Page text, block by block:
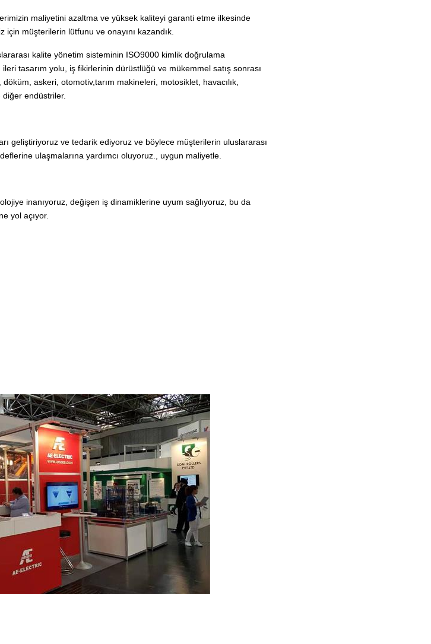
maliyetini azaltma ve yüksek kaliteyi garanti etme ilkesinde
müşterilerin lütfunu ve onayını kazandık.
kalite yönetim sisteminin ISO9000 kimlik doğrulama
tasarım yolu, iş fikirlerinin dürüstlüğü ve mükemmel satış sonrası
askeri, otomotiv,tarım makineleri, motosiklet, havacılık,
diğer endüstriler.
geliştiriyoruz ve tedarik ediyoruz ve böylece müşterilerin uluslararası
ulaşmalarına yardımcı oluyoruz., uygun maliyetle.
inanıyoruz, değişen iş dinamiklerine uyum sağlıyoruz, bu da
yol açıyor.